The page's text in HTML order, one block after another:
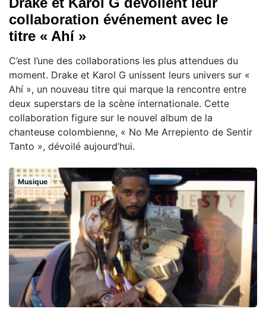
collaboration événement avec le
titre « Ahí »
C’est l’une des collaborations les plus attendues du
moment. Drake et Karol G unissent leurs univers sur «
Ahí », un nouveau titre qui marque la rencontre entre
deux superstars de la scène internationale. Cette
collaboration figure sur le nouvel album de la
chanteuse colombienne, « No Me Arrepiento de Sentir
Tanto », dévoilé aujourd’hui.
Musique